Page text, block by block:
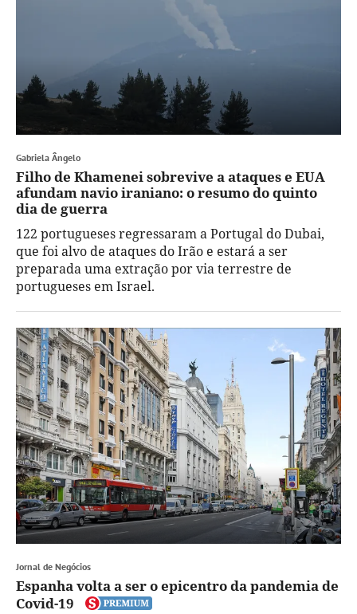
Gabriela Ângelo
Filho de Khamenei sobrevive a ataques e EUA
afundam navio iraniano: o resumo do quinto
dia de guerra
122 portugueses regressaram a Portugal do Dubai,
que foi alvo de ataques do Irão e estará a ser
preparada uma extração por via terrestre de
portugueses em Israel.
Jornal de Negócios
Espanha volta a ser o epicentro da pandemia de
Covid-19